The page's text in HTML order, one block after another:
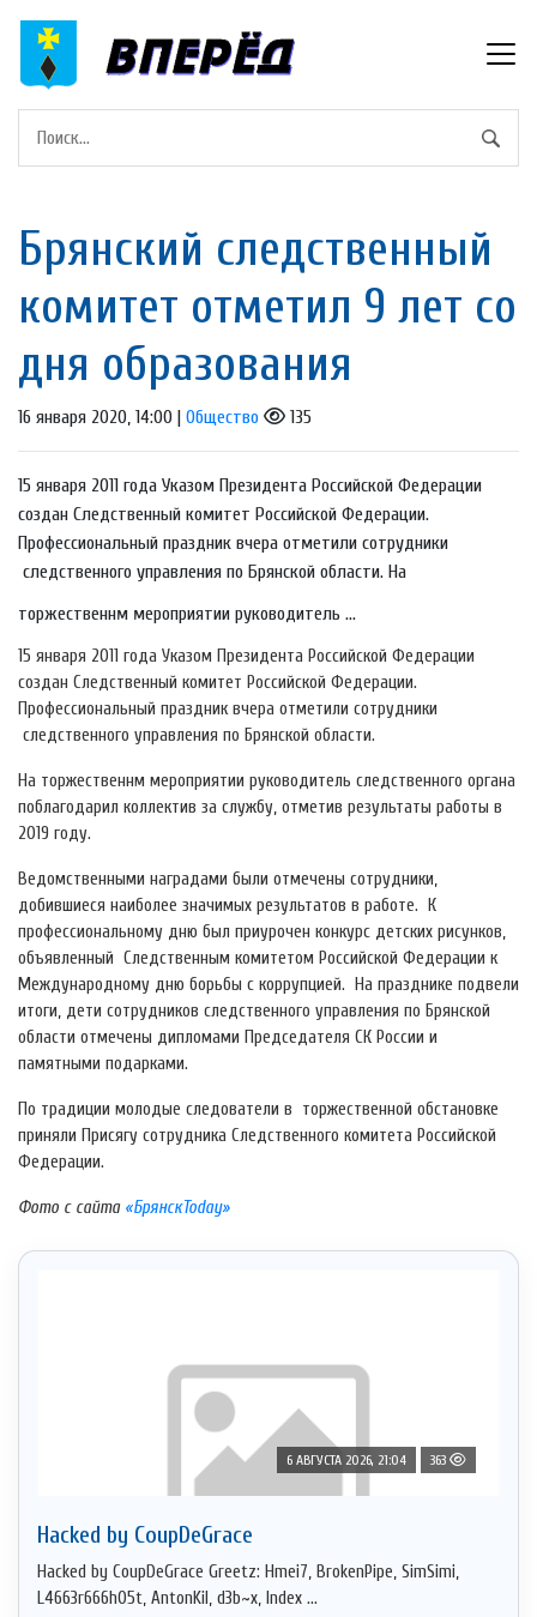
Брянский следственный
комитет отметил 9 лет со
дня образования
16 января 2020, 14:00 | Общество 135
15 января 2011 года Указом Президента Российской Федерации
создан Следственный комитет Российской Федерации.
Профессиональный праздник вчера отметили сотрудники
следственного управления по Брянской области. На
торжественнм мероприятии руководитель ...
15 января 2011 года Указом Президента Российской Федерации
создан Следственный комитет Российской Федерации.
Профессиональный праздник вчера отметили сотрудники
следственного управления по Брянской области.
На торжественнм мероприятии руководитель следственного органа
поблагодарил коллектив за службу, отметив результаты работы в
2019 году.
Ведомственными наградами были отмечены сотрудники,
добившиеся наиболее значимых результатов в работе. К
профессиональному дню был приурочен конкурс детских рисунков,
объявленный Следственным комитетом Российской Федерации к
Международному дню борьбы с коррупцией. На празднике подвели
итоги, дети сотрудников следственного управления по Брянской
области отмечены дипломами Председателя СК России и
памятными подарками.
По традиции молодые следователи в торжественной обстановке
приняли Присягу сотрудника Следственного комитета Российской
Федерации.
Фото с сайта «БрянскToday»
6 АВГУСТА 2026, 21:04 363
Hacked by CoupDeGrace
Hacked by CoupDeGrace Greetz: Hmei7, BrokenPipe, SimSimi,
L4663r666h05t, AntonKil, d3b~x, Index ...